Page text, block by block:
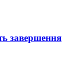
завершення